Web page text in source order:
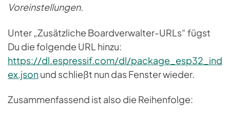
Voreinstellungen.
Unter „Zusätzliche Boardverwalter-URLs“ fügst
Du die folgende URL hinzu:
https://dl.espressif.com/dl/package_esp32_ind
ex.jsonund schließt nun das Fenster wieder.
Zusammenfassend ist also die Reihenfolge: